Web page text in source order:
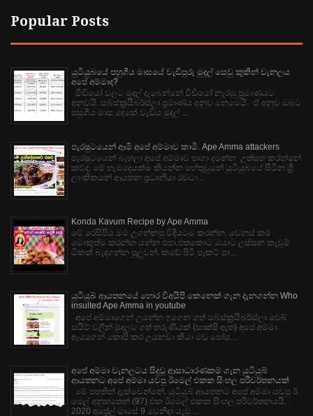
Popular Posts
යුටියුබයේ පහුගිය මාසයේ වැඩිපුරු මුදල් සෙවු කුකින් චැනලය
අපේ අම්මාද?
වීඩියෝ වලට මුදල් දැබෙන්නේ වීඩියෝ නැරඹු ප්‍රමාණයට
අනුවයි. සබ්ස්ක්‍රයිබර්ස්ලා ප්‍රමාණය අනුව නෙමෙයි. ඒ අනුව ඔබට
පසුගිය මාස දෙකේ වැඩිය මුදල් ...
පැරෂුටයෙන් ආමි අපේ අම්මාව කාමි. Ape Amma attackers
පැරෂුටයෙන් බැහලා අපේ අම්මාව පාගා දමන්න උත්සහ කරන්නේ
කව්ද. මේ හැමදෙයක්ම කියන්න හේතුවුනේ යුටියුබයේ සිටින ශ්‍රී
ලාංකිකයන් ආයතන ප්‍රධානියා රවටා...
Konda Kavum Recipe by Ape Amma
මේ රෙසිපිය මම උගන්නපු විදියටම කරන්න. වෙනස් කම්
මොකුත්ම කරන්න යන්න එපා.එතකොට ඔයාට ලස්සන කැවුම්
ටිකක් බැදගන්න පුලුවන්. කඩේ පිටි පැකට් පා...
යුටියුබ් ආයතනයේ හොර විඅයිපි කෙනෙක් ගැන දැනගන්න Who
insulted Ape Amma in youtube
අපේ අම්මාගෙන් උයන්න ඉගෙන ගත් සබ්ස්ක්‍රයිබර්ස්ලා වෙබ්
සයිට් වලින් මුදලට ගත් තරුණියක් (සාක්ෂි ඇත) අපේ අම්මා
ඇයගෙන් කොපි කර උයනවා කියා මඩ පෝස...
අපේ අම්මා චැනලටය සිදුවූ ආසාධාරණකම් ගැන යුටියුබ්
ආයතනට අපේ අම්මා යවපු ඊමෙල් එකක සිංහල පරිවර්තනයක්
මේ පහතින් දැක්වෙන්නේ. යුටියුබ් ආයතනට අපේ අම්මා යවපු ඊ
මෙල් අනුහතෙන් (97) එක ඊමෙල් එකක සිංහල පරිවර්තනයයි.
2020 අප්‍රේල් මාසේ 9 වෙනිදා යැවූ ...